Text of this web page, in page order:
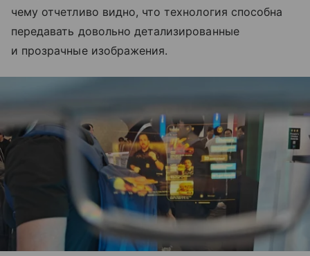
чему отчетливо видно, что технология способна
передавать довольно детализированные
и прозрачные изображения.